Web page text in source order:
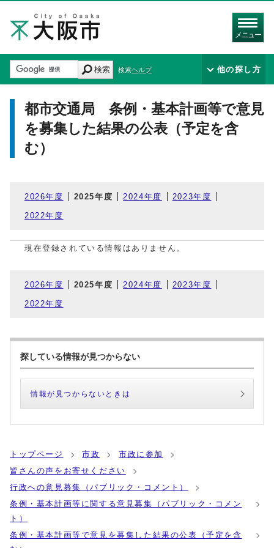
メニュー
検索 検索ヘルプ 他の探し方
都市交通局 条例・基本計画等で意見
を募集した結果の公表（予定を含
む）
2026年度 2025年度 2024年度 2023年度
2022年度
現在登録されている情報はありません。
2026年度 2025年度 2024年度 2023年度
2022年度
探している情報が見つからない
情報が見つからないときは
トップページ 市政
市政に参加
皆さんの声をお寄せください
行政への意見募集（パブリック・コメント）
条例・基本計画等に関する意見募集（パブリック・コメン
ト）
条例・基本計画等で意見を募集した結果の公表（予定を含